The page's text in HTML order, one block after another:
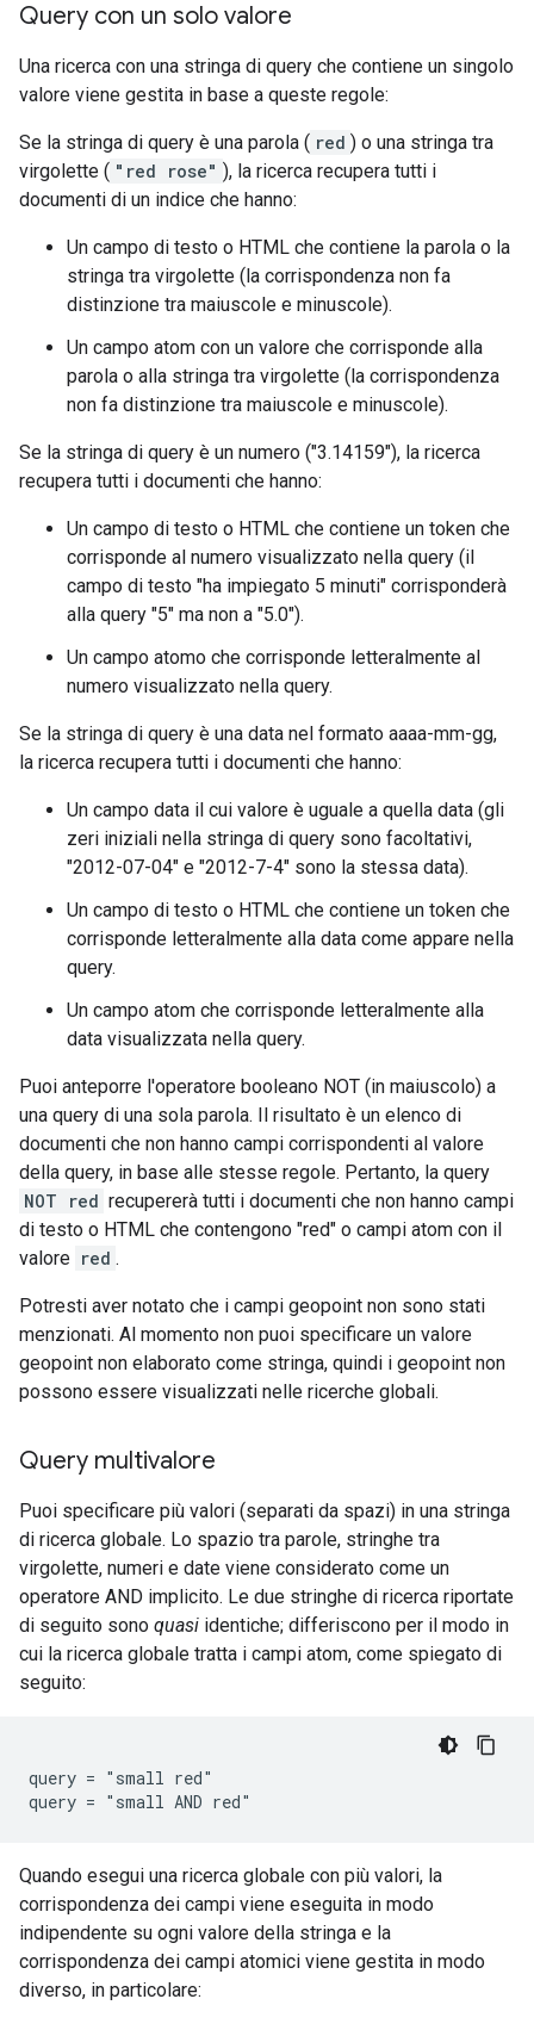
Query con un solo valore
Una ricerca con una stringa di query che contiene un singolo
valore viene gestita in base a queste regole:
Se la stringa di query è una parola ( red ) o una stringa tra
virgolette ( "red rose" ), la ricerca recupera tutti i
documenti di un indice che hanno:
Un campo di testo o HTML che contiene la parola o la
stringa tra virgolette (la corrispondenza non fa
distinzione tra maiuscole e minuscole).
Un campo atom con un valore che corrisponde alla
parola o alla stringa tra virgolette (la corrispondenza
non fa distinzione tra maiuscole e minuscole).
Se la stringa di query è un numero ("3.14159"), la ricerca
recupera tutti i documenti che hanno:
Un campo di testo o HTML che contiene un token che
corrisponde al numero visualizzato nella query (il
campo di testo "ha impiegato 5 minuti" corrisponderà
alla query "5" ma non a "5.0").
Un campo atomo che corrisponde letteralmente al
numero visualizzato nella query.
Se la stringa di query è una data nel formato aaaa-mm-gg,
la ricerca recupera tutti i documenti che hanno:
Un campo data il cui valore è uguale a quella data (gli
zeri iniziali nella stringa di query sono facoltativi,
"2012-07-04" e "2012-7-4" sono la stessa data).
Un campo di testo o HTML che contiene un token che
corrisponde letteralmente alla data come appare nella
query.
Un campo atom che corrisponde letteralmente alla
data visualizzata nella query.
Puoi anteporre l'operatore booleano NOT (in maiuscolo) a
una query di una sola parola. Il risultato è un elenco di
documenti che non hanno campi corrispondenti al valore
della query, in base alle stesse regole. Pertanto, la query
NOT red recupererà tutti i documenti che non hanno campi
di testo o HTML che contengono "red" o campi atom con il
valore red .
Potresti aver notato che i campi geopoint non sono stati
menzionati. Al momento non puoi specificare un valore
geopoint non elaborato come stringa, quindi i geopoint non
possono essere visualizzati nelle ricerche globali.
Query multivalore
Puoi specificare più valori (separati da spazi) in una stringa
di ricerca globale. Lo spazio tra parole, stringhe tra
virgolette, numeri e date viene considerato come un
operatore AND implicito. Le due stringhe di ricerca riportate
di seguito sono quasi identiche; differiscono per il modo in
cui la ricerca globale tratta i campi atom, come spiegato di
seguito:
query = "small red"
Quando esegui una ricerca globale con più valori, la
corrispondenza dei campi viene eseguita in modo
indipendente su ogni valore della stringa e la
corrispondenza dei campi atomici viene gestita in modo
diverso, in particolare: